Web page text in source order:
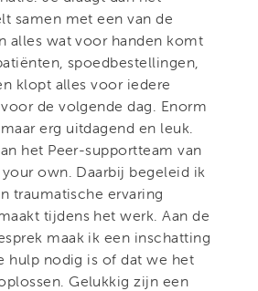
samen met een van de
alles wat voor handen komt
spoedbestellingen,
klopt alles voor iedere
de volgende dag. Enorm
erg uitdagend en leuk.
het Peer-supportteam van
own. Daarbij begeleid ik
traumatische ervaring
tijdens het werk. Aan de
maak ik een inschatting
hulp nodig is of dat we het
Gelukkig zijn een